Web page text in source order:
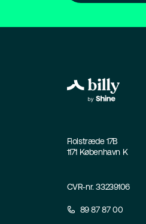
Fiolstræde 17B
1171 København K
CVR-nr. 33239106
89 87 87 00